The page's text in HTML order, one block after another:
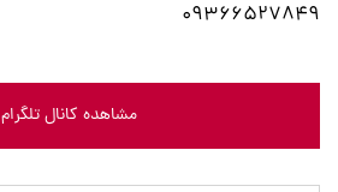
09366527849
مشاهده کانال تلگرام